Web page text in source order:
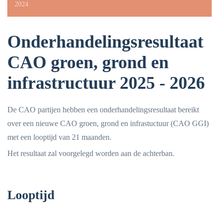
2024
Onderhandelingsresultaat
CAO groen, grond en
infrastructuur 2025 - 2026
De CAO partijen hebben een onderhandelingsresultaat bereikt
over een nieuwe CAO groen, grond en infrastuctuur (CAO GGI)
met een looptijd van 21 maanden.
Het resultaat zal voorgelegd worden aan de achterban.
Looptijd